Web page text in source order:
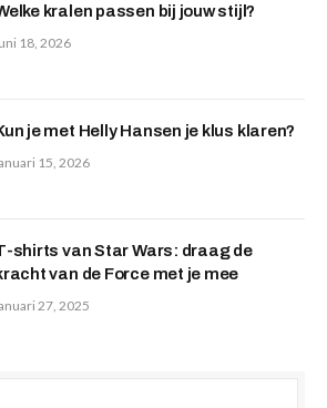
kralen passen bij jouw stijl?
18, 2026
je met Helly Hansen je klus klaren?
15, 2026
shirts van Star Wars: draag de
van de Force met je mee
27, 2025